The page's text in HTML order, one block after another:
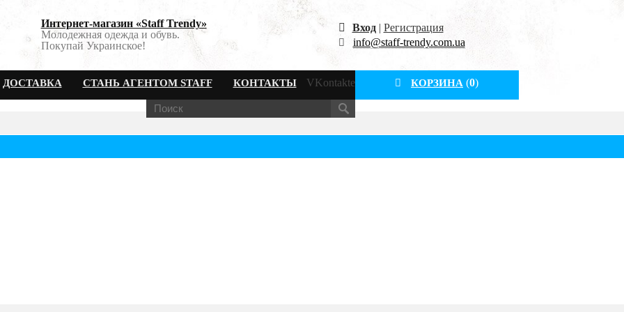
Интернет-магазин «Staff Trendy»
Молодежная одежда и обувь.
Покупай Украинское!
Вход| Регистрация
info@staff-trendy.com.ua
ДОСТАВКА СТАНЬ АГЕНТОМ STAFF КОНТАКТЫ VKontakte КОРЗИНА (0)